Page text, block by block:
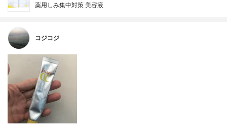
薬用しみ集中対策 美容液
コジコジ